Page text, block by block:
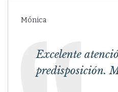
Mónica
Excelente
predisposición.